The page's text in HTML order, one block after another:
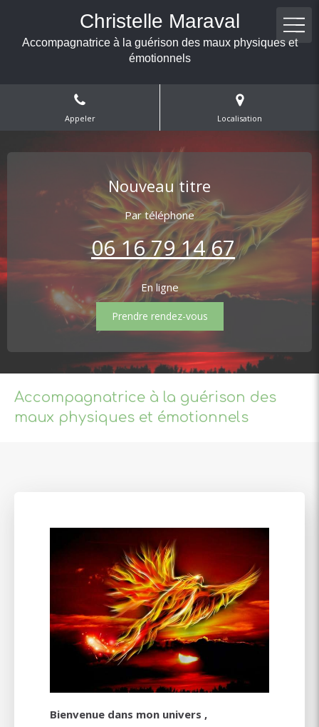
Christelle Maraval
Accompagnatrice à la guérison des maux physiques et
émotionnels
Appeler Localisation
Nouveau titre
Par téléphone
06 16 79 14 67
En ligne
Prendre rendez-vous
Accompagnatrice à la guérison des
maux physiques et émotionnels
Bienvenue dans mon univers ,